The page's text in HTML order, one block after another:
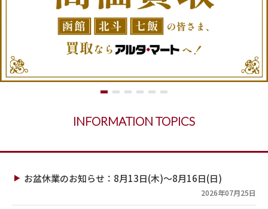
INFORMATION TOPICS
お盆休業のお知らせ：8月13日(木)～8月16日(日)
2026年07月25日